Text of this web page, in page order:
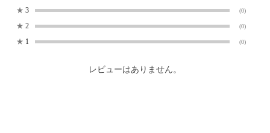
★ 3 (0)
★ 2 (0)
★ 1 (0)
レビューはありません。